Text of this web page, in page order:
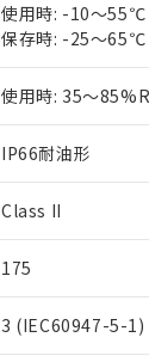
使用時: -10～55℃
保存時: -25～65℃
使用時: 35～
IP66耐油形
Class II
175
3 (IEC60947-5-1)
51物質の非含
※本証明書は発
また、RoHS
混在すること
既に当社にて
り割愛しており